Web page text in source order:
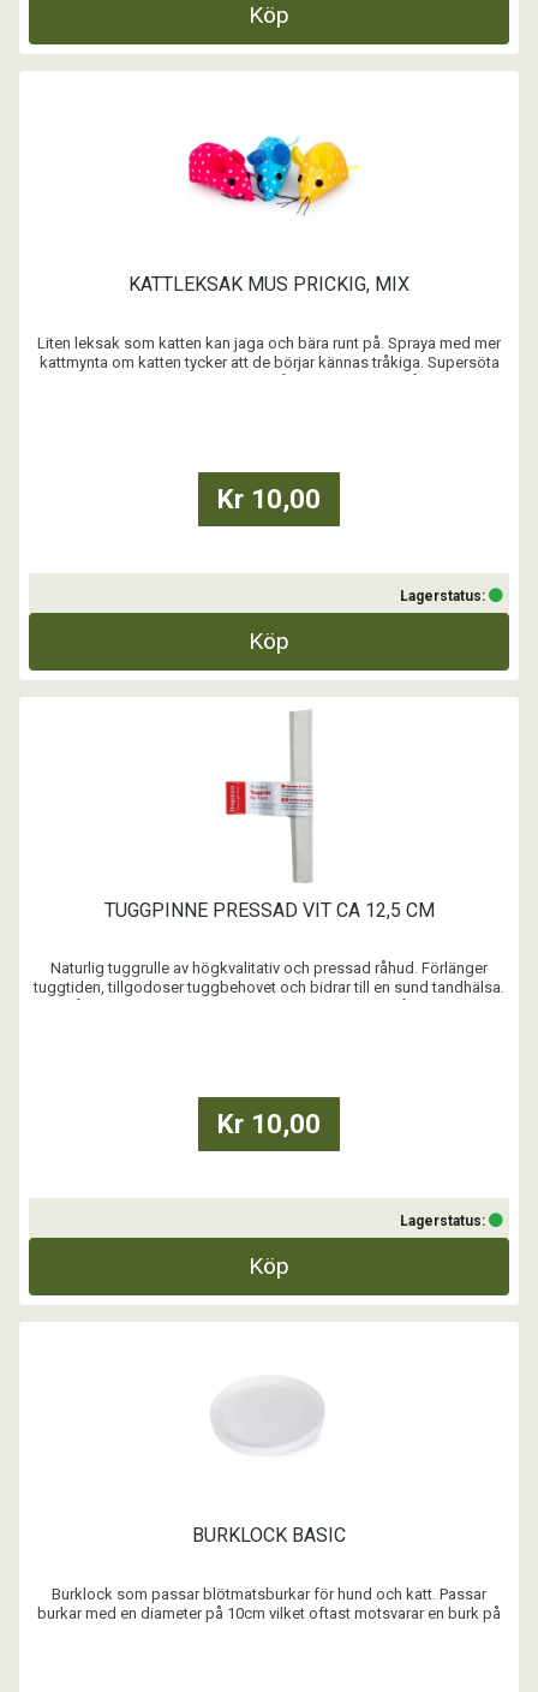
Köp
KATTLEKSAK MUS PRICKIG, MIX
Liten leksak som katten kan jaga och bära runt på. Spraya med mer
kattmynta om katten tycker att de börjar kännas tråkiga. Supersöta
Kr 10,00
Lagerstatus:
Köp
TUGGPINNE PRESSAD VIT CA 12,5 CM
Naturlig tuggrulle av högkvalitativ och pressad råhud. Förlänger
tuggtiden, tillgodoser tuggbehovet och bidrar till en sund tandhälsa.
Kr 10,00
Lagerstatus:
Köp
BURKLOCK BASIC
Burklock som passar blötmatsburkar för hund och katt. Passar
burkar med en diameter på 10cm vilket oftast motsvarar en burk på